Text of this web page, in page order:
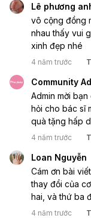
Lê phương
vô cộng đồng
nhau thấy vui
xinh đẹp nhé
4 năm trước
Community
Admin mời
hỏi cho bác sĩ
quà tặng hấp
4 năm trước
Loan Nguyễn
Cám ơn bài
thay đổi của
hai, và thứ ba
4 năm trước